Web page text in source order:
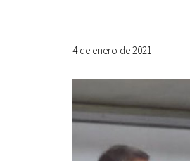
4 de enero de 2021